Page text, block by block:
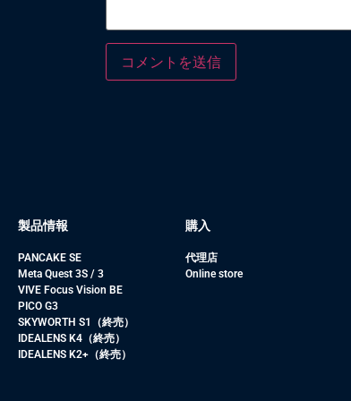
製品情報
PANCAKE SE
Meta Quest 3S / 3
VIVE Focus Vision BE
PICO G3
SKYWORTH S1（終売）
IDEALENS K4（終売）
IDEALENS K2+（終売）
購入
代理店
Online store